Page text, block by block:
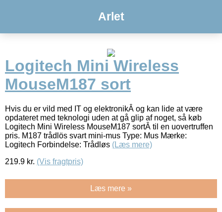
Arlet
Logitech Mini Wireless
MouseM187 sort
Hvis du er vild med IT og elektronikÂ og kan lide at være
opdateret med teknologi uden at gå glip af noget, så køb
Logitech Mini Wireless MouseM187 sortÂ til en uovertruffen
pris. M187 trådlös svart mini-mus Type: Mus Mærke:
Logitech Forbindelse: Trådløs (Læs mere)
219.9 kr. (Vis fragtpris)
Læs mere »